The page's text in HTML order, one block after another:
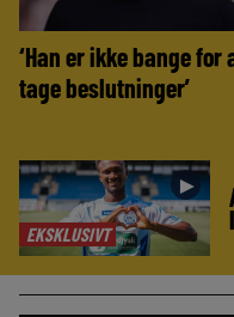
‘Han er ikke bange for
tage beslutninger’
EKSKLUSIVT
►